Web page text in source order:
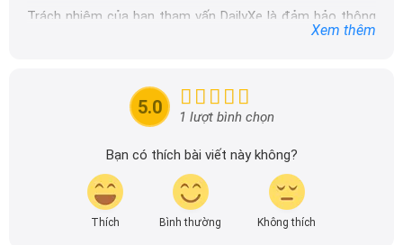
Trách nhiệm của ban tham vấn DailyXe là đảm bảo thông
tin chính xác được đăng tải trên dailyxe.com.vn, thường
tin nhanh chóng và dễ dàng hơn.
Xem thêm
5.0 1 lượt bình chọn
Bạn có thích bài viết này không?
Thích Bình thường Không thích